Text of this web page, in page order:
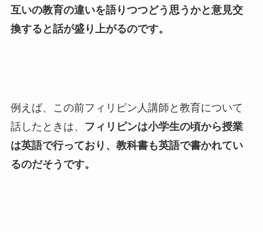
互いの教育の違いを語りつつどう思うかと意見交
換すると話が盛り上がるのです。
例えば、この前フィリピン人講師と教育について
話したときは、
フィリピンは小学生の頃から授業
は英語で行っており、教科書も英語で書かれてい
るのだそうです。